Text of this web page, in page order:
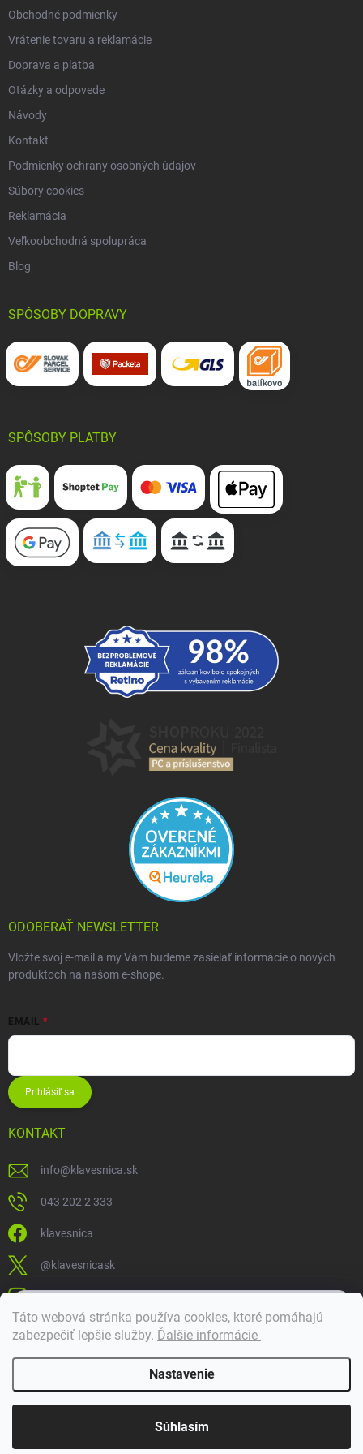
Táto webová stránka používa cookies, ktoré pomáhajú
zabezpečiť lepšie služby. Ďalšie informácie
Nastavenie
Súhlasím
Obchodné podmienky
Vrátenie tovaru a reklamácie
Doprava a platba
Otázky a odpovede
Návody
Kontakt
Podmienky ochrany osobných údajov
Súbory cookies
Reklamácia
Veľkoobchodná spolupráca
Blog
SPÔSOBY DOPRAVY
SPÔSOBY PLATBY
ODOBERAŤ NEWSLETTER
Vložte svoj e-mail a my Vám budeme zasielať informácie o nových
produktoch na našom e-shope.
EMAIL
Prihlásiť sa
KONTAKT
info@klavesnica.sk
043 202 2 333
klavesnica
@klavesnicask
klavesnica_sk
Doprava a platba
Klávesnica . Všetky práva vyhradené.
Dobrý deň! 👋 Pomôžem vám nájsť správny diel. Napíšte mi.